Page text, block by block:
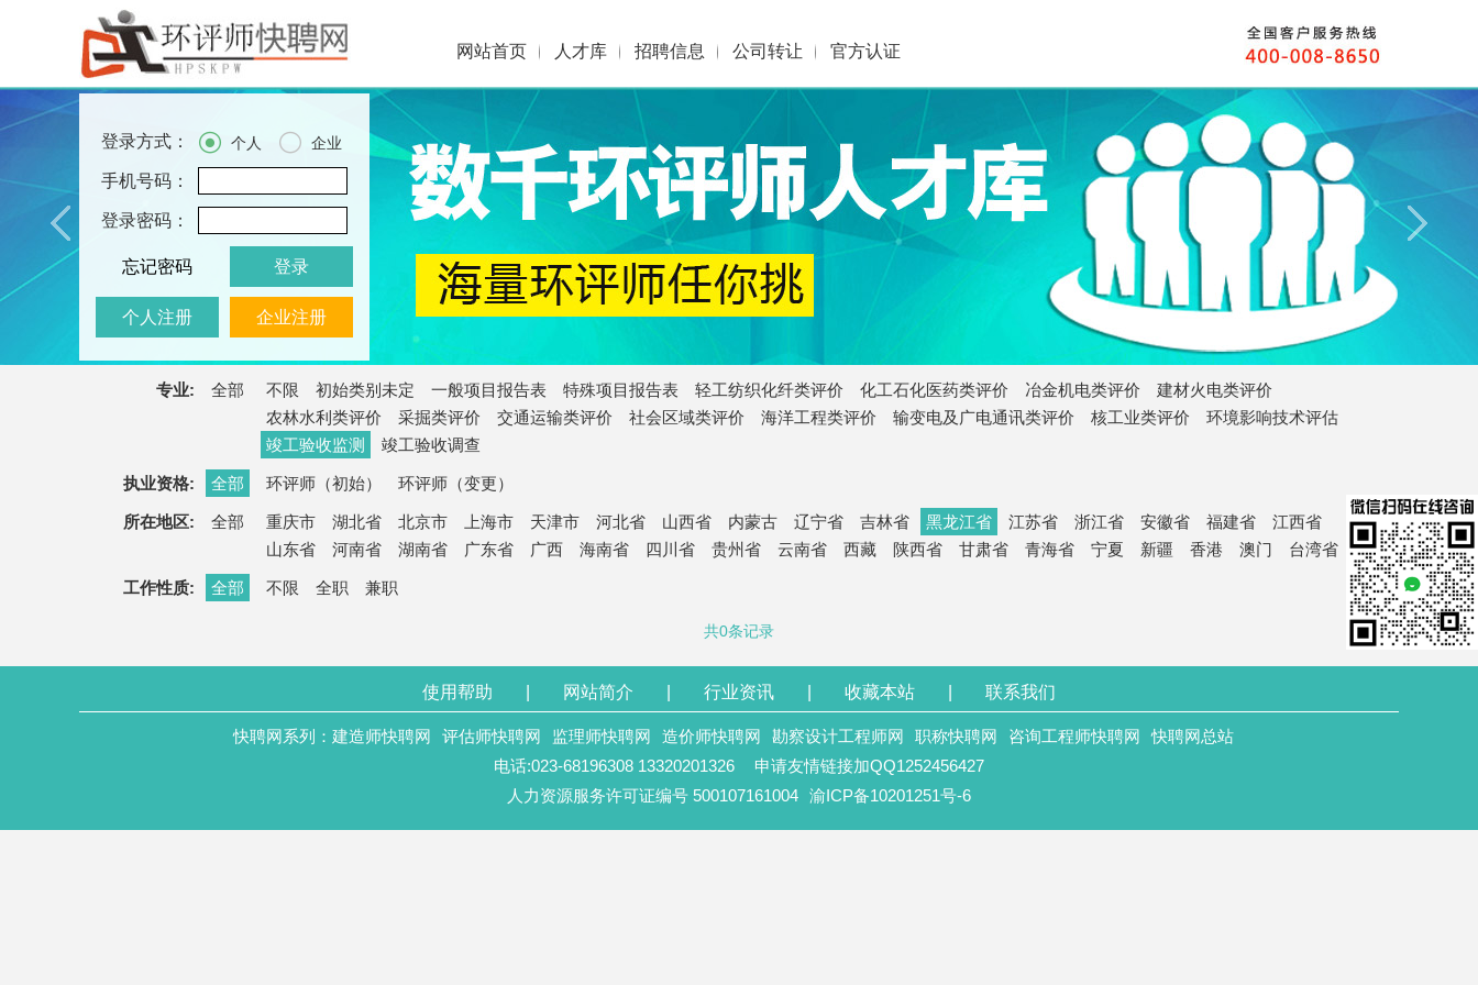
网站首页 人才库 招聘信息 公司转让 官方认证
登录方式：  个人  企业
手机号码：
登录密码：
忘记密码 登录
个人注册 企业注册
专业: 全部 不限 初始类别未定 一般项目报告表 特殊项目报告表 轻工纺织化纤类评价 化工石化医药类评价 冶金机电类评价
建材火电类评价
农林水利类评价
采掘类评价 交通运输类评价 社会区域类评价 海洋工程类评价 输变电及广电通讯类评价 核工业类评价
环境影响技术评估
竣工验收监测
竣工验收调查
执业资格: 全部 环评师（初始） 环评师（变更）
所在地区: 全部 重庆市 湖北省 北京市 上海市 天津市 河北省 山西省 内蒙古 辽宁省 吉林省 黑龙江省 江苏省 浙江省 安徽省 福建省
江西省
山东省
河南省 湖南省 广东省 广西 海南省 四川省 贵州省 云南省 西藏 陕西省 甘肃省 青海省 宁夏 新疆 香港 澳门 台湾省
工作性质: 全部 不限 全职 兼职
共0条记录
使用帮助 网站简介 行业资讯 收藏本站 联系我们
快聘网系列： 建造师快聘网 评估师快聘网 监理师快聘网 造价师快聘网 勘察设计工程师网 职称快聘网 咨询工程师快聘网
快聘网总站
电话:023-68196308 13320201326
申请友情链接加QQ1252456427
人力资源服务许可证编号 500107161004 渝ICP备10201251号-6